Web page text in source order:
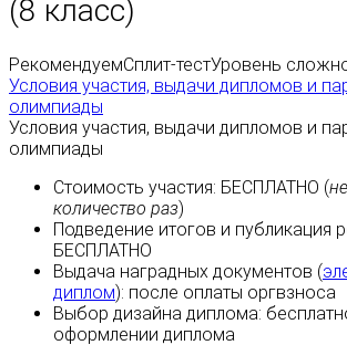
(8 класс)
РекомендуемСплит-тестУровень
Условия участия, выдачи дипломов и
олимпиады
Условия участия, выдачи дипломов и
олимпиады
Стоимость участия: БЕСПЛАТНО (
количество раз)
Подведение итогов и публикация
БЕСПЛАТНО
Выдача наградных документов (
диплом): после оплаты оргвзноса
Выбор дизайна диплома:
оформлении диплома